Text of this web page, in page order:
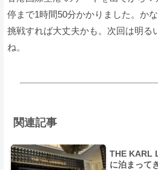
停まで1時間50分かかりました。か
挑戦すれば大丈夫かも。次回は明る
ね。
関連記事
THE KARL
に泊まって